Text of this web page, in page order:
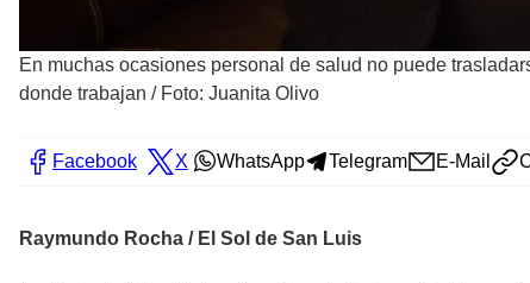
En muchas ocasiones personal de salud no puede
donde trabajan / Foto: Juanita Olivo
Facebook X WhatsApp Telegram E-Mail
Raymundo Rocha / El Sol de San Luis